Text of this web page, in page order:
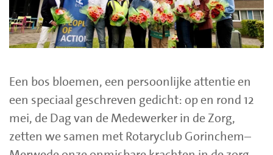
Een bos bloemen, een persoonlijke attentie en
een speciaal geschreven gedicht: op en rond 12
mei, de Dag van de Medewerker in de Zorg,
zetten we samen met Rotaryclub Gorinchem–